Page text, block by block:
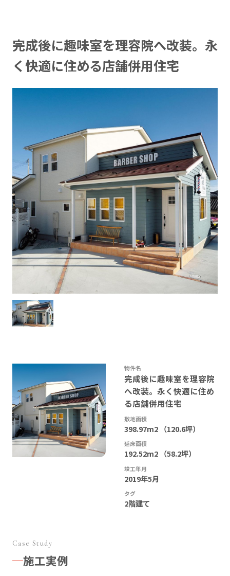
物件名
完成後に趣味室を理容院
へ改装。永く快適に住め
る店舗併用住宅
敷地面積
398.97m2 （120.6坪）
延床面積
192.52m2 （58.2坪）
竣工年月
2019年5月
タグ
2階建て
完成後に趣味室を理容院へ改装。永
く快適に住める店舗併用住宅
Case Study
施工実例